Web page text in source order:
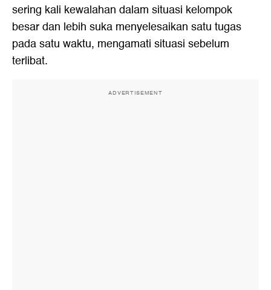
sering kali kewalahan dalam situasi kelompok
besar dan lebih suka menyelesaikan satu tugas
pada satu waktu, mengamati situasi sebelum
terlibat.
ADVERTISEMENT